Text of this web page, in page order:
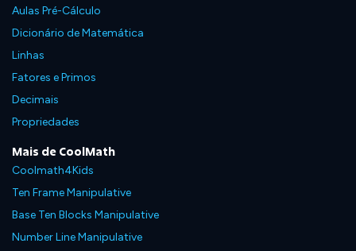
Aulas Pré-Cálculo
Dicionário de Matemática
Linhas
Fatores e Primos
Decimais
Propriedades
Mais de CoolMath
Coolmath4Kids
Ten Frame Manipulative
Base Ten Blocks Manipulative
Number Line Manipulative